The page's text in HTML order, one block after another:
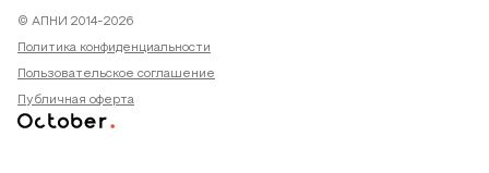
© АПНИ 2014-2026
Политика конфиденциальности
Пользовательское соглашение
Публичная оферта